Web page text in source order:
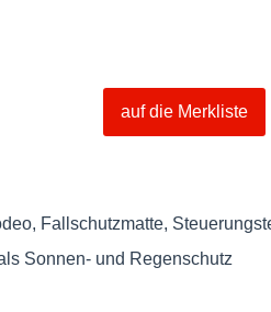
Tigerentenrodeo
Menge
auf die Merkliste
Fallschutzmatte,
Sonnen- und Regenschutz